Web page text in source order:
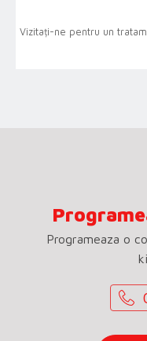
Vizitați-ne pentru un
Programeaza o